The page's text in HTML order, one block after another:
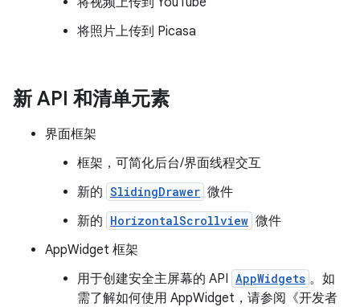
将照片上传到 Picasa
新 API 和清单元素
界面框架
框架，可简化后台/界面线程交互
新的 SlidingDrawer 微件
新的 HorizontalScrollview 微件
AppWidget 框架
用于创建安全主屏幕的 API AppWidgets 。如
需了解如何使用 AppWidget，请参阅《开发者